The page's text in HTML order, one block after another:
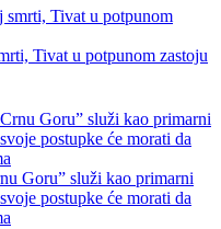
Tivat u potpunom zastoju
Goru” služi kao primarni
postupke će morati da